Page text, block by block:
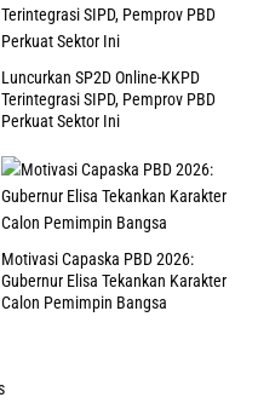
Luncurkan SP2D Online-KKPD
Terintegrasi SIPD, Pemprov PBD
Perkuat Sektor Ini
Motivasi Capaska PBD 2026:
Gubernur Elisa Tekankan Karakter
Calon Pemimpin Bangsa